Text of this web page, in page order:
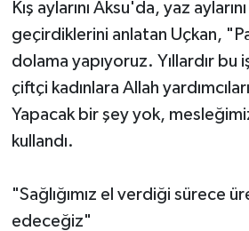
Kış aylarını Aksu'da, yaz
geçirdiklerini anlatan Uçkan,
dolama yapıyoruz. Yıllardır bu
çiftçi kadınlara Allah
Yapacak bir şey yok,
kullandı.
"Sağlığımız el verdiği sürece
edeceğiz"